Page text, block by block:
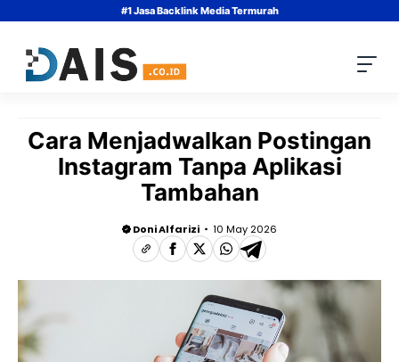
content
#1 Jasa Backlink Media Termurah
Cara Menjadwalkan Postingan
Instagram Tanpa Aplikasi
Tambahan
Doni Alfarizi 10 May 2026